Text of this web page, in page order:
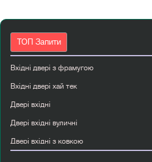
ТОП Запити
Вхідні двері з фрамугою
Вхідні двері хай тек
Двері вхідні
Двері вхідні вуличні
Двері вхідні з ковкою